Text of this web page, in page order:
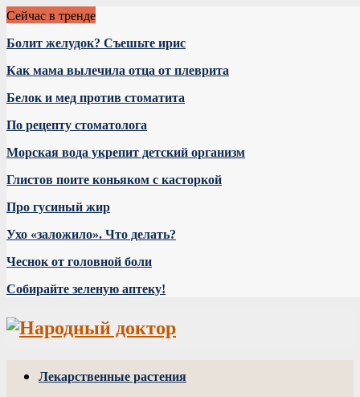
Сейчас в тренде
Болит желудок? Съешьте ирис
Как мама вылечила отца от плеврита
Белок и мед против стоматита
По рецепту стоматолога
Морская вода укрепит детский организм
Глистов поите коньяком с касторкой
Про гусиный жир
Ухо «заложило». Что делать?
Чеснок от головной боли
Собирайте зеленую аптеку!
Лекарственные растения